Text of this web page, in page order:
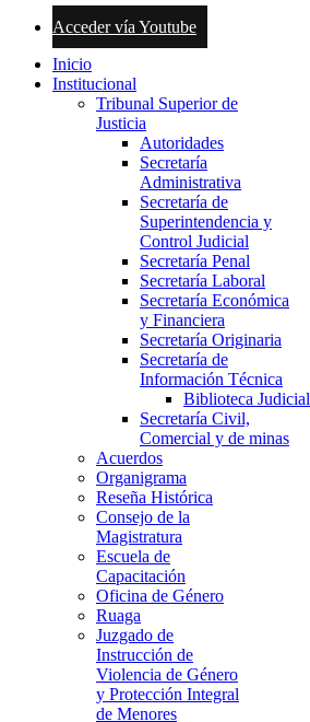
Acceder vía Youtube
Inicio
Institucional
Tribunal Superior de
Justicia
Autoridades
Secretaría
Administrativa
Secretaría de
Superintendencia y
Control Judicial
Secretaría Penal
Secretaría Laboral
Secretaría Económica
y Financiera
Secretaría Originaria
Secretaría de
Información Técnica
Biblioteca Judicial
Secretaría Civil,
Comercial y de minas
Acuerdos
Organigrama
Reseña Histórica
Consejo de la
Magistratura
Escuela de
Capacitación
Oficina de Género
Ruaga
Juzgado de
Instrucción de
Violencia de Género
y Protección Integral
de Menores